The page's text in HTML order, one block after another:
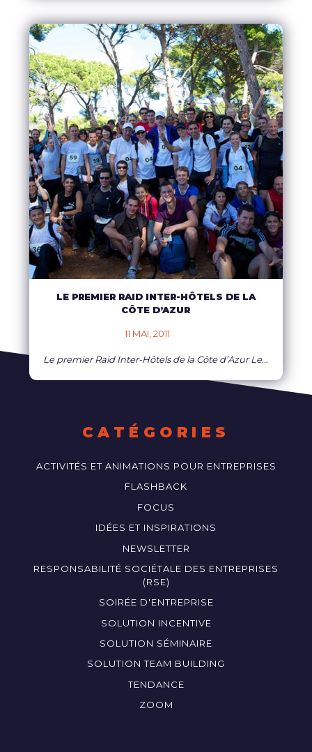
LE PREMIER RAID INTER-HÔTELS DE LA
CÔTE D’AZUR
11 MAI, 2011
Le premier Raid Inter-Hôtels de la Côte d’Azur Le premier Raid Inter-Hôtels de la Côte d’Azur le 9 octobre 2011 Nous avons le plaisir de vous annoncer en exclusivité l’organisation du premier Raid Inter-Hôtels de la Côte d’Azur le 9 octobre 2011, en matinée. Cet événement spécialement conçu pour les hôtels de la Côte d’Azur
CATÉGORIES
ACTIVITÉS ET ANIMATIONS POUR ENTREPRISES
FLASHBACK
FOCUS
IDÉES ET INSPIRATIONS
NEWSLETTER
RESPONSABILITÉ SOCIÉTALE DES ENTREPRISES
(RSE)
SOIRÉE D'ENTREPRISE
SOLUTION INCENTIVE
SOLUTION SÉMINAIRE
SOLUTION TEAM BUILDING
TENDANCE
ZOOM